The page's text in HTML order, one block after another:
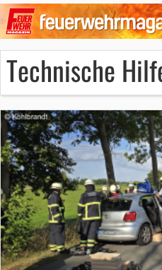
Technische